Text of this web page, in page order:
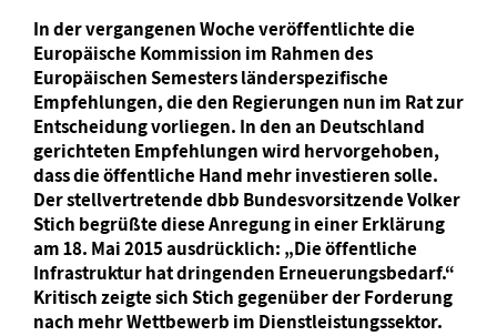
In der vergangenen Woche veröffentlichte die
Europäische Kommission im Rahmen des
Europäischen Semesters länderspezifische
Empfehlungen, die den Regierungen nun im Rat zur
Entscheidung vorliegen. In den an Deutschland
gerichteten Empfehlungen wird hervorgehoben,
dass die öffentliche Hand mehr investieren solle.
Der stellvertretende dbb Bundesvorsitzende Volker
Stich begrüßte diese Anregung in einer Erklärung
am 18. Mai 2015 ausdrücklich: „Die öffentliche
Infrastruktur hat dringenden Erneuerungsbedarf.“
Kritisch zeigte sich Stich gegenüber der Forderung
nach mehr Wettbewerb im Dienstleistungssektor.